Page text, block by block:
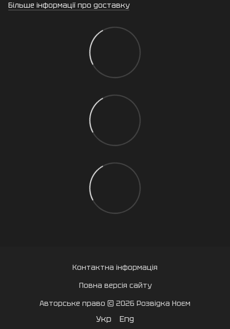
Більше інформації про доставку
Контактна інформація
Повна версія сайту
Авторське право © 2026 Розвідка Ноєм
Укр Eng